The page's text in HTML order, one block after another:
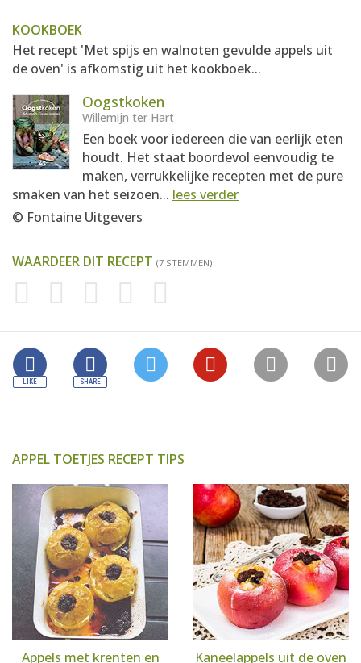
KOOKBOEK
Het recept 'Met spijs en walnoten gevulde appels uit
de oven' is afkomstig uit het kookboek...
Oogstkoken
Willemijn ter Hart
Een boek voor iedereen die van eerlijk eten
houdt. Het staat boordevol eenvoudig te
maken, verrukkelijke recepten met de pure
smaken van het seizoen... lees verder
© Fontaine Uitgevers
WAARDEER DIT RECEPT (7 STEMMEN)
APPEL TOETJES RECEPT TIPS
Appels met krenten en Kaneelappels uit de oven